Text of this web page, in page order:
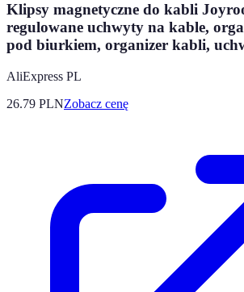
Klipsy magnetyczne do kabli
regulowane uchwyty na kable,
pod biurkiem, organizer kabli,
AliExpress PL
26.79 PLNZobacz cenę